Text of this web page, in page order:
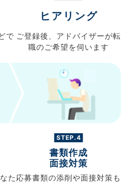
で
ヒアリング
ご登録後、 アドバイザーが転
職のご希望を伺います
た
STEP.4
書類作成
面接対策
応募書類の添削や面接対策も